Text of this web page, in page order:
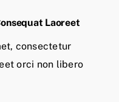
Laoreet
consectetur
orci non libero